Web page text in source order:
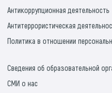
Антикоррупционная деятельность
Антитеррористическая
Политика в отношении
Сведения об образовательной
СМИ о нас